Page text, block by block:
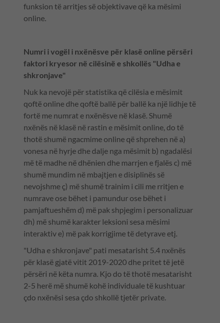
funksion të arritjes së objektivave që ka mësimi
online.
Numri i vogël i nxënësve për klasë online përsëri
faktori kryesor në cilësinë e shkollës "Udha e
shkronjave"
Nuk ka nevojë për statistika që cilësia e mësimit
qoftë online dhe qoftë ballë për ballë ka një lidhje të
fortë me numrat e nxënësve në klasë. Shumë
nxënës në klasë në rastin e mësimit online, do të
thotë shumë ngacmime online që shprehen në a)
vonesa në hyrje dhe dalje nga mësimit b) ngadalësi
më të madhe në dhënien dhe marrjen e fjalës c) më
shumë mundim në mbajtjen e disiplinës së
nevojshme ç) më shumë trainim i cili me rritjen e
numrave ose bëhet i pamundur ose bëhet i
pamjaftueshëm d) më pak shpjegim i personalizuar
dh) më shumë karakter leksioni sesa mësimi
interaktiv e) më pak korrigjime të detyrave etj.
"Udha e shkronjave" pati mesatarisht 5.4 nxënës
për klasë gjatë vitit 2019-2020 dhe pritet të jetë
përsëri në këta numra. Kjo do të thotë mesatarisht
2-5 herë më shumë kohë individuale të kushtuar
çdo nxënësi sesa çdo shkollë tjetër private.